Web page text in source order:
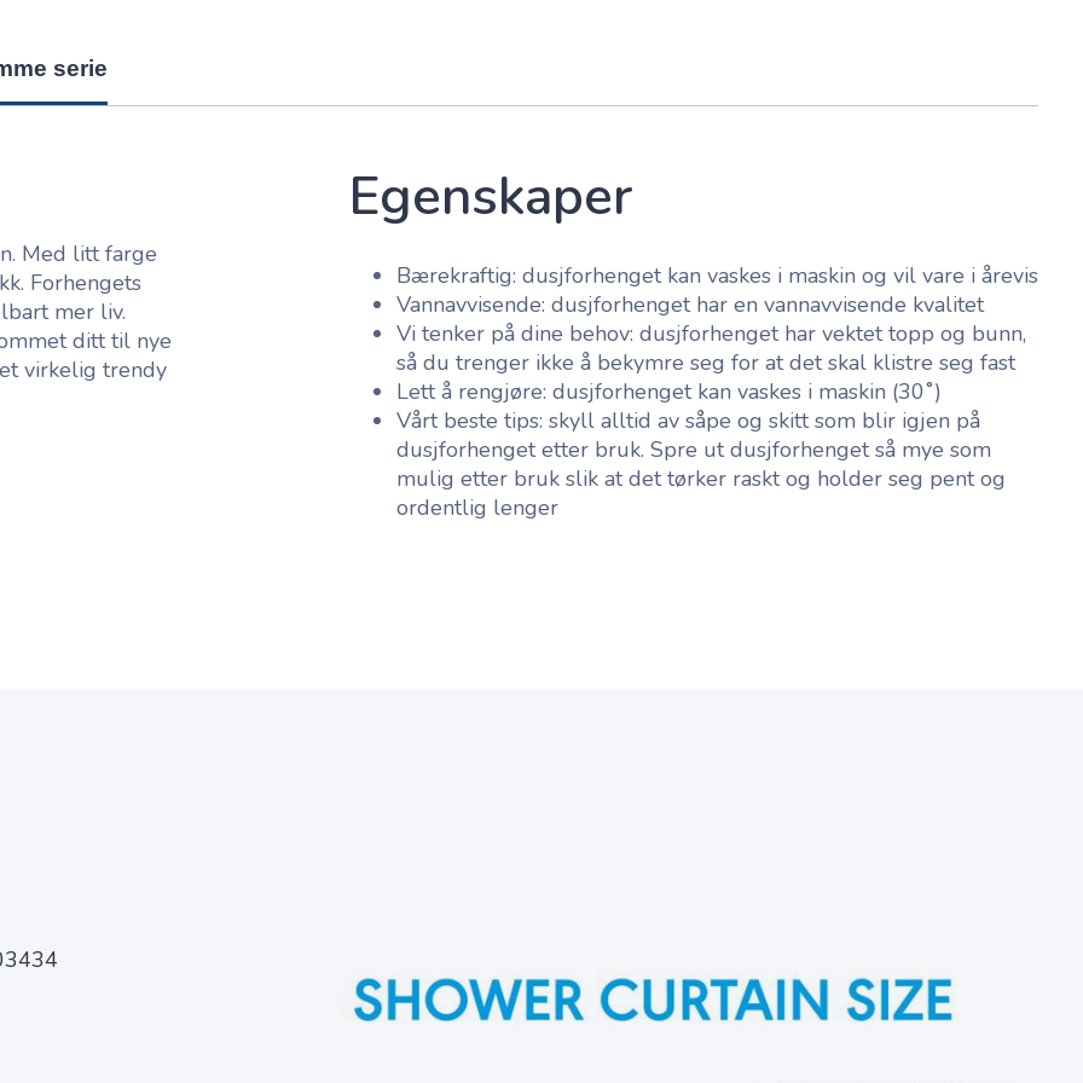
serie
Med litt farge
Forhengets
mer liv.
ditt til nye
virkelig trendy
Egenskaper
Bærekraftig: dusjforhenget kan vaskes i maskin og vil vare i årevis
Vannavvisende: dusjforhenget har en vannavvisende kvalitet
Vi tenker på dine behov: dusjforhenget har vektet topp og bunn,
så du trenger ikke å bekymre seg for at det skal klistre seg fast
Lett å rengjøre: dusjforhenget kan vaskes i maskin (30˚)
Vårt beste tips: skyll alltid av såpe og skitt som blir igjen på
dusjforhenget etter bruk. Spre ut dusjforhenget så mye som
mulig etter bruk slik at det tørker raskt og holder seg pent og
ordentlig lenger